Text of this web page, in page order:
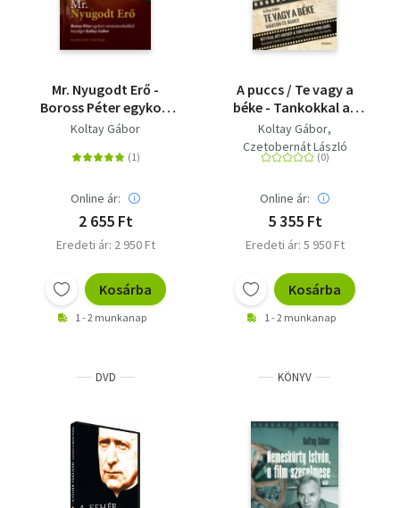
Mr. Nyugodt Erő -
Boross Péter egykori
miniszterelnökkel
Gábor
Koltay Gábor
Online ár:
2 655 Ft
Eredeti ár: 2 950 Ft
Kosárba
1 - 2 munkanap
A puccs / Te vagy a
béke - Tankokkal az
életért / Márton és
Ágnes
Koltay Gábor
Czetobernát László
Online ár:
5 355 Ft
Eredeti ár: 5 950 Ft
Kosárba
1 - 2 munkanap
DVD KÖNYV